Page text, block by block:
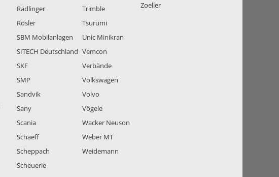
Rädlinger
Rösler
SBM Mobilanlagen
SITECH Deutschland
SKF
SMP
Sandvik
Sany
Scania
Schaeff
Scheppach
Scheuerle
Trimble
Tsurumi
Unic Minikran
Vemcon
Verbände
Volkswagen
Volvo
Vögele
Wacker Neuson
Weber MT
Weidemann
Zoeller